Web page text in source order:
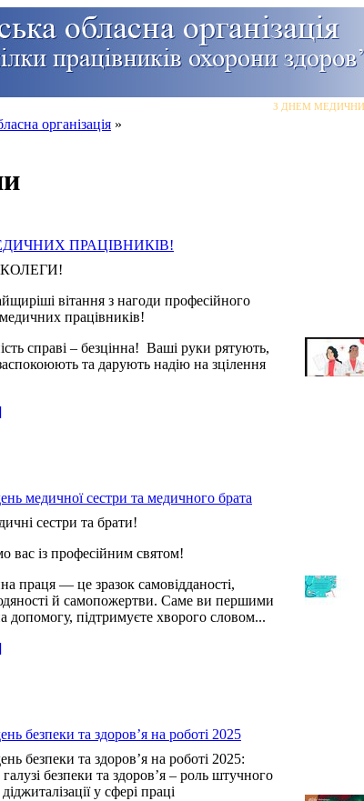
З ДНЕМ МЕДИЧНИХ
організація »
ПРАЦІВНИКІВ!
вітання з нагоди професійного
працівників!
справі – безцінна! Ваші руки рятують,
та дарують надію на зцілення
медичної сестри та медичного брата
сестри та брати!
вас із професійним святом!
праця — це зразок самовідданості,
й самопожертви. Саме ви першими
допомогу, підтримуєте хворого словом...
безпеки та здоров’я на роботі 2025
безпеки та здоров’я на роботі 2025:
безпеки та здоров’я – роль штучного
у сфері праці